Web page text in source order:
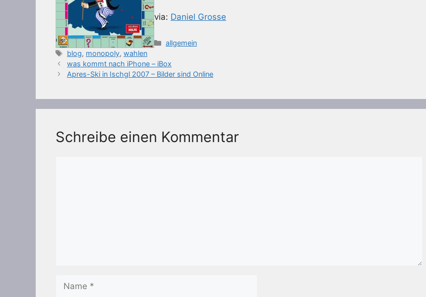
via: Daniel Grosse
Kategorien
allgemein
Schlagwörter
blog, monopoly,wahlen
was kommt nach iPhone – iBox
Apres-Ski in Ischgl 2007 – Bilder sind Online
Schreibe einen Kommentar
Name